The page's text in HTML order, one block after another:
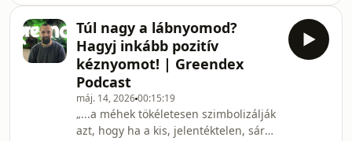
István egy belső-ferencvárosi
társasház folyosóján bizonyította be,
hogy a természettel való
együttműködés gyakorlatilag bárhol
megvalósulhat. A Perma Gang projekt
alapítójával a permakultúráról, a
természet mintázatainak követéséről,
Túl nagy a lábnyomod?
Hagyj inkább pozitív
kéznyomot! | Greendex
Podcast
máj. 14, 202600:15:19
„...a méhek tökéletesen szimbolizálják
azt, hogy ha a kis, jelentéktelen, sárga